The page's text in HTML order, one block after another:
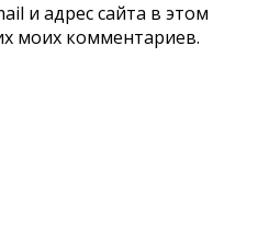
и адрес сайта в этом
моих комментариев.